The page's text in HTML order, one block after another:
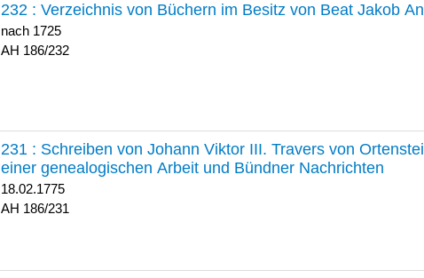
232 : Verzeichnis von Büchern im Besitz von Beat Jakob
nach 1725
186/232
231 : Schreiben von Johann Viktor III. Travers von
einer genealogischen Arbeit und Bündner Nachrichten
18.02.1775
186/231